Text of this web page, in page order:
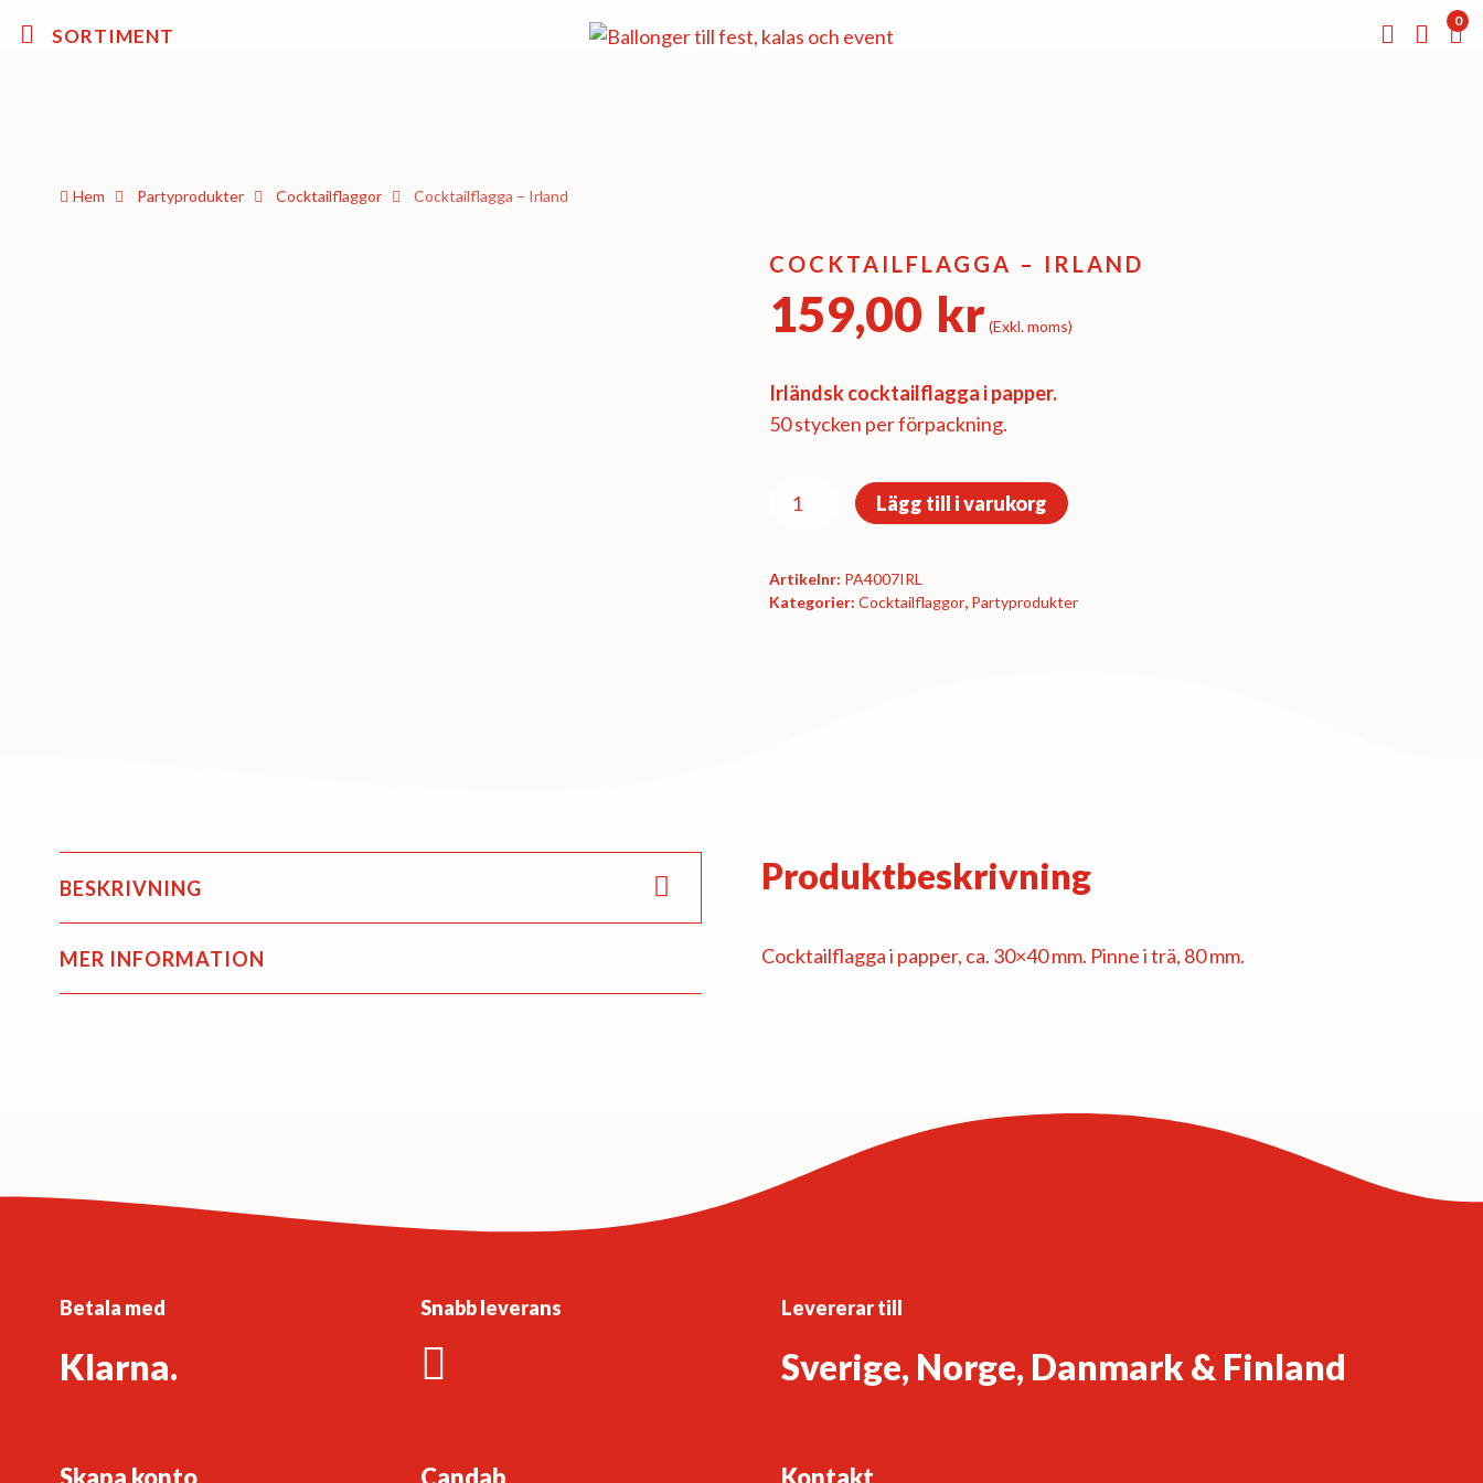
SORTIMENT
0
Hem Party­­produkter Cocktail­flaggor Cocktailflagga – Irland
COCKTAILFLAGGA – IRLAND
159,00 kr(Exkl. moms)
Irländsk cocktailflagga i papper.
50 stycken per förpackning.
Cocktailflagga
mängd
Lägg till i varukorg
Artikelnr: PA4007IRL
Kategorier: Cocktail­flaggor, Party­­produkter
BESKRIVNING
MER INFORMATION
Produktbeskrivning
Cocktailflagga i papper, ca. 30×40 mm. Pinne i trä, 80 mm.
Betala med
Klarna.
Snabb leverans Levererar till
Sverige, Norge, Danmark & Finland